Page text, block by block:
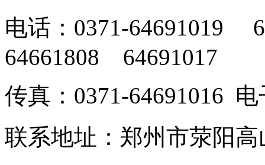
电话：0371-
64661808 64691017
传真：0371-64691016
联系地址：郑州市荥阳高